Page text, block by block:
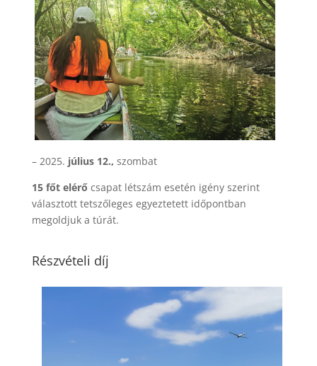
– 2025. július 12., szombat
15 főt elérő csapat létszám esetén igény szerint
választott tetszőleges egyeztetett időpontban
megoldjuk a túrát.
Részvételi díj